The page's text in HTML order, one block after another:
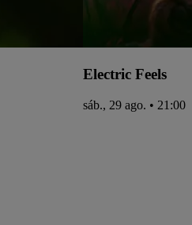
Electric Feels
sáb., 29 ago. • 21:00